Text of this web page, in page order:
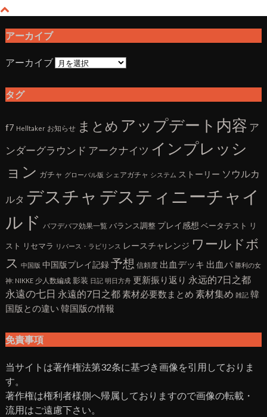
アーカイブ
アーカイブ
タグ
f7 Helltaker お知らせ まとめ アップデート内容 ア
ンダーグラウンド アークナイツ インプレッシ
ョン ガチャ グローバル版 シェアガチャ システム ストーリー ソウルカ
ルタ デスチャ デスティニーチャイ
ルド バフデバフ効果一覧 バランス調整 プレイ感想 ベータテスト リ
スト リセマラ リバース・ラビリンス レースチャレンジ ワールドボ
ス 中国版 中国版プレイ記録予想 信頼度 出血デッキ 出血パ 勝利の女
神: NIKKE 少人数編成 影装 日記 明日方舟 更新振り返り 永远的7日之都
永遠の七日 永遠的7日之都素材必要数まとめ 素材集め 雑記 韓
国版との違い 韓国版の情報
免責事項
当サイトは著作権法第32条に基づき画像を引用しておりま
す。
著作権は権利者様側へ帰属しておりますので画像の転載・
流用はご遠慮下さい。